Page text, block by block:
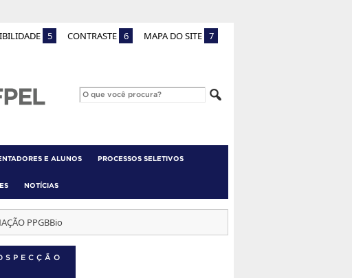
5 CONTRASTE 6 MAPA DO SITE 7
E ALUNOS PROCESSOS SELETIVOS
NOTÍCIAS
PPGBBio